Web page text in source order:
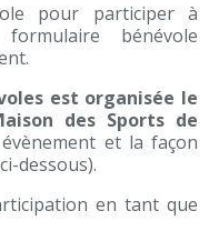
pour participer à
bénévole
est organisée le
des Sports de
et la façon
dessous).
en tant que